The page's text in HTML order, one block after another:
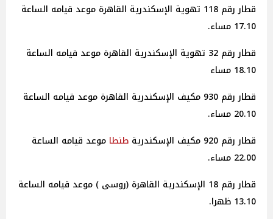
قطار رقم 118 تهوية الإسكندرية القاهرة موعد قيامه الساعة
17.10 مساء.
قطار رقم 32 تهوية الإسكندرية القاهرة موعد قيامه الساعة
18.10 مساء
قطار رقم 930 مكيف الإسكندرية القاهرة موعد قيامه الساعة
20.10 مساء.
قطار رقم 920 مكيف الإسكندرية
طنطا موعد قيامه الساعة
22.00 مساء.
قطار رقم 18 الإسكندرية القاهرة (روسى ) موعد قيامه الساعة
13.10 ظهرا.